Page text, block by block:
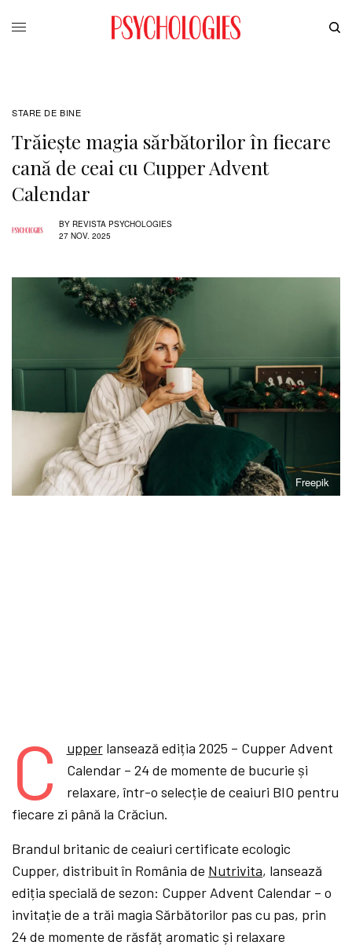
STARE DE BINE
Trăiește magia sărbătorilor în fiecare
cană de ceai cu Cupper Advent
Calendar
BY REVISTA PSYCHOLOGIES
27 NOV. 2025
Freepik
C upperlansează ediția 2025 – Cupper Advent
Calendar – 24 de momente de bucurie și
relaxare, într-o selecție de ceaiuri BIO pentru
fiecare zi până la Crăciun.
Brandul britanic de ceaiuri certificate ecologic
Cupper, distribuit în România de Nutrivita, lansează
ediția specială de sezon: Cupper Advent Calendar – o
invitație de a trăi magia Sărbătorilor pas cu pas, prin
24 de momente de răsfăț aromatic și relaxare